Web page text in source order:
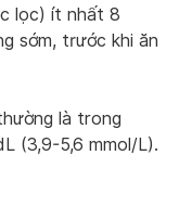
lọc) ít nhất 8
sớm, trước khi ăn
là trong
(3,9-5,6 mmol/L).